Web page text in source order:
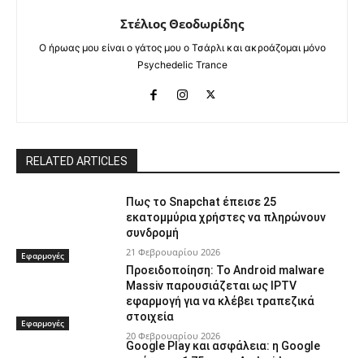
Στέλιος Θεοδωρίδης
Ο ήρωας μου είναι ο γάτος μου ο Τσάρλι και ακροάζομαι μόνο
Psychedelic Trance
RELATED ARTICLES
Εφαρμογές
Πως το Snapchat έπεισε 25
εκατομμύρια χρήστες να πληρώνουν
συνδρομή
21 Φεβρουαρίου 2026
Εφαρμογές
Προειδοποίηση: Το Android malware
Massiv παρουσιάζεται ως IPTV
εφαρμογή για να κλέβει τραπεζικά
στοιχεία
20 Φεβρουαρίου 2026
Google Play και ασφάλεια: η Google